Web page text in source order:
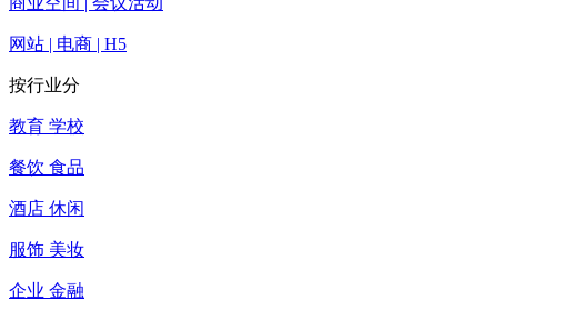
网站 | 电商 | H5
按行业分
教育 学校
餐饮 食品
酒店 休闲
服饰 美妆
企业 金融